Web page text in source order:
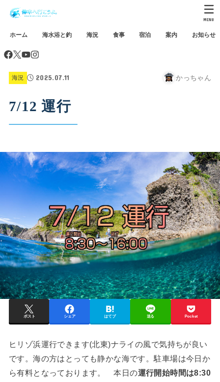
ホーム 海水浴と釣 海況 食事 宿泊 案内 お知らせ
MENU
海況 2025.07.11 かっちゃん
7/12 運行
ポスト シェア はてブ 送る Pocket
ヒリゾ浜運行できます(北東)ナライの風で気持ちが良い
です。海の方はとっても静かな海です。駐車場は今日か
ら有料となっております。 本日の運行開始時間は8:30